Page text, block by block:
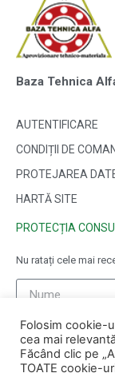
Baza Tehnica
AUTENTIFICARE
CONDIȚII DE
PROTEJAREA
HARTĂ SITE
PROTECȚIA
Nu ratați cele mai
Folosim cookie-
cea mai
Făcând clic pe
TOATE cookie-